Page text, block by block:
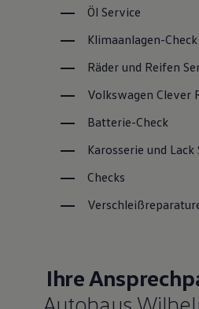
Öl Service
Klimaanlagen-Check
Räder und Reifen
Volkswagen Clever
Batterie-Check
Karosserie und Lack
Checks
Ihre